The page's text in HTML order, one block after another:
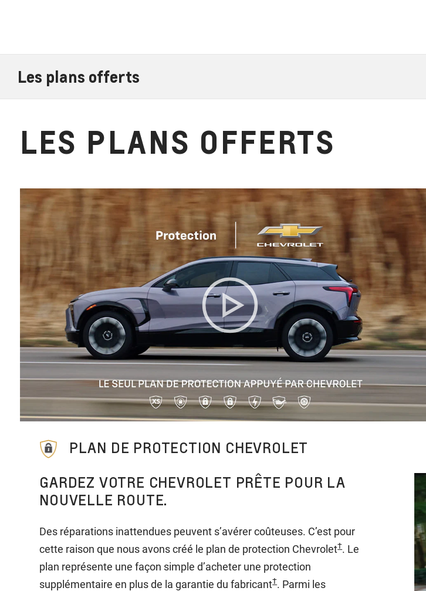
Les plans offerts
LES PLANS OFFERTS
PLAN DE PROTECTION CHEVROLET
GARDEZ VOTRE CHEVROLET PRÊTE POUR LA
NOUVELLE ROUTE.
Des réparations inattendues peuvent s’avérer coûteuses. C’est pour
cette raison que nous avons créé le plan de protection Chevrolet†. Le
plan représente une façon simple d’acheter une protection
supplémentaire en plus de la garantie du fabricant†. Parmi les